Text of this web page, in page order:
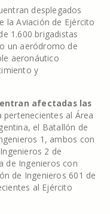
desplegados
la Aviación de Ejército
1.600 brigadistas
un aeródromo de
aeronáutico
y
afectadas las
pertenecientes al Área
el Batallón de
1, ambos con
2 de
de Ingenieros con
de Ingenieros 601 de
al Ejército